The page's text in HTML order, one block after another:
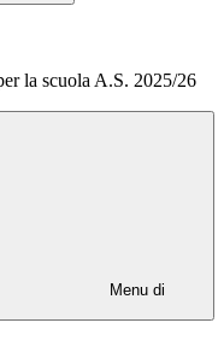
la scuola A.S. 2025/26
Menu di